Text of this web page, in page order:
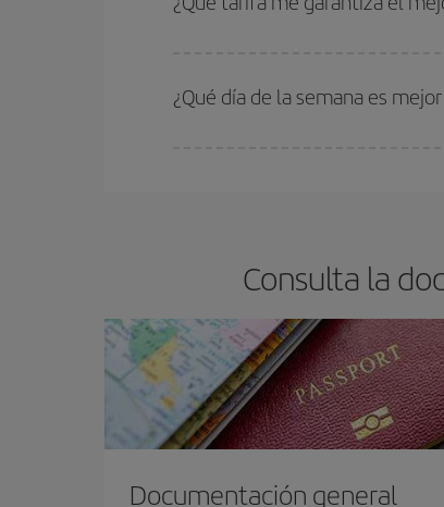
¿Qué día de la semana es
Consulta la
Documentación general